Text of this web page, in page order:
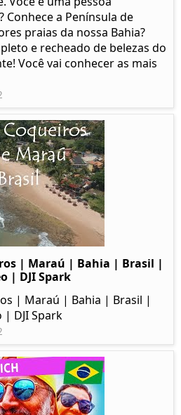
Conhece a Península de
praias da nossa Bahia?
e recheado de belezas do
Você vai conhecer as mais
| Maraú | Bahia | Brasil |
| DJI Spark
| Maraú | Bahia | Brasil |
| DJI Spark